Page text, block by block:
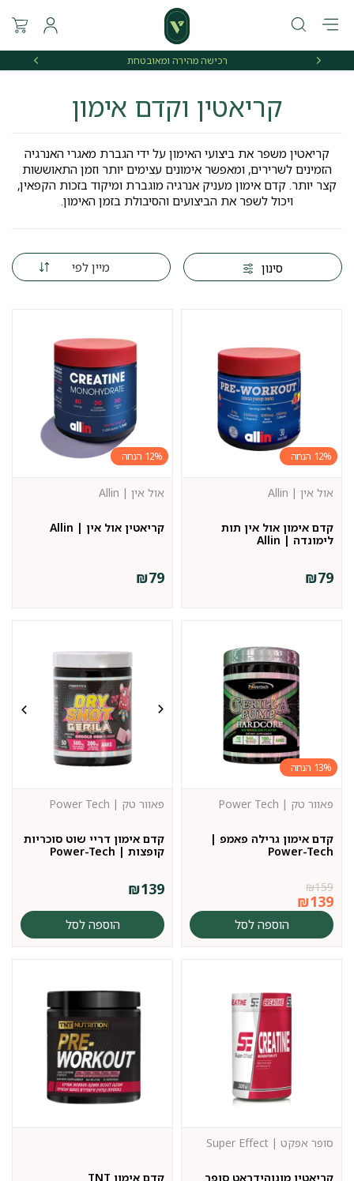
רכישה מהירה ומאובטחת
קריאטין וקדם אימון
קריאטין משפר את ביצועי האימון על ידי הגברת מאגרי האנרגיה
הזמינים לשרירים, ומאפשר אימונים עצימים יותר וזמן התאוששות
קצר יותר. קדם אימון מעניק אנרגיה מוגברת ומיקוד בזכות הקפאין,
ויכול לשפר את הביצועים והסיבולת בזמן האימון.
סינון מיין לפי
12%
קדם אימון אול אין תות
לימונדה | Allin
אול אין | Allin
₪79
12%
קריאטין אול אין | Allin
אול אין | Allin
₪79
13%
קדם אימון גרילה פאמפ |
Power-Tech
פאוור טק | Power Tech
₪159
₪139
הוספה לסל
קדם אימון דריי שוט סוכריות
קופצות | Power-Tech
פאוור טק | Power Tech
₪139
הוספה לסל
קריאטין מונוהידראט סופר
סופר אפקט | Super Effect
קדם אימון TNT